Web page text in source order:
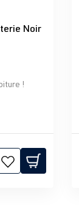
étoiles
Noir
!